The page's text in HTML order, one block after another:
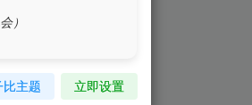
）
比主题 立即设置